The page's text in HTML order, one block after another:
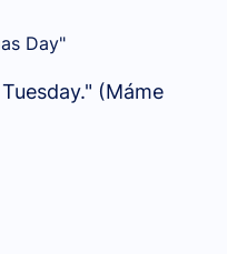
Day"
(Máme